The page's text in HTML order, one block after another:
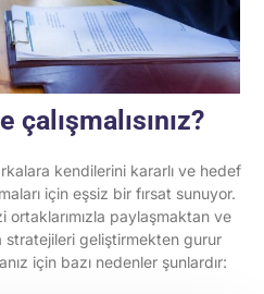
kendilerini kararlı ve hedef
için eşsiz bir fırsat sunuyor.
ortaklarımızla paylaşmaktan ve
stratejileri geliştirmekten gurur
için bazı nedenler şunlardır: